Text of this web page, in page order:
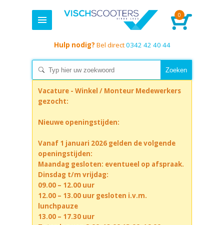
0
Hulp nodig? Bel direct0342 42 40 44
Vacature - Winkel / Monteur Medewerkers
gezocht:
Nieuwe openingstijden:
Vanaf 1 januari 2026 gelden de volgende
openingstijden:
Maandag gesloten: eventueel op afspraak.
Dinsdag t/m vrijdag:
09.00 – 12.00 uur
12.00 – 13.00 uur gesloten i.v.m.
lunchpauze
13.00 – 17.30 uur